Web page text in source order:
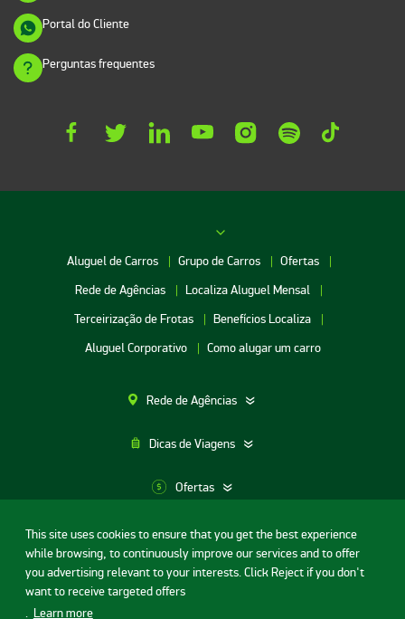
This site uses cookies to ensure that you get the best experience
while browsing, to continuously improve our services and to offer
you advertising relevant to your interests. Click Reject if you don't
want to receive targeted offers
. Learn more
Portal do Cliente
Perguntas frequentes
Aluguel de Carros Grupo de Carros
Ofertas
Rede de Agências
Localiza Aluguel Mensal
Terceirização de Frotas
Benefícios Localiza
Aluguel Corporativo
Como alugar um carro
Rede de Agências
Dicas de Viagens
Ofertas
Aluguel de Carros SP
Aluguel de Carros Porto Alegre
Aluguel de Carros RJ
Termos de uso Portal da privacidade
Segurança Digital
Contrato de Aluguel de Carros
Licença de código aberto